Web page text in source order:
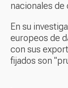
nacionales de
En su
europeos de
con sus
fijados son